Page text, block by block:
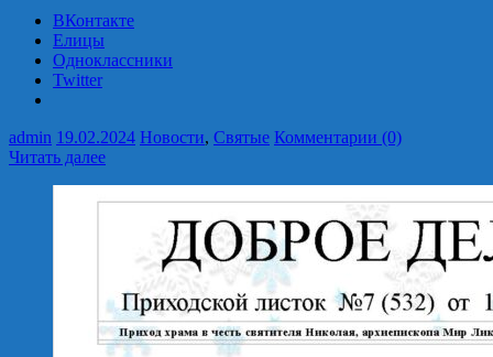
ВКонтакте
Елицы
Одноклассники
Twitter
admin 19.02.2024 Новости, Святые Комментарии (0)
Читать далее